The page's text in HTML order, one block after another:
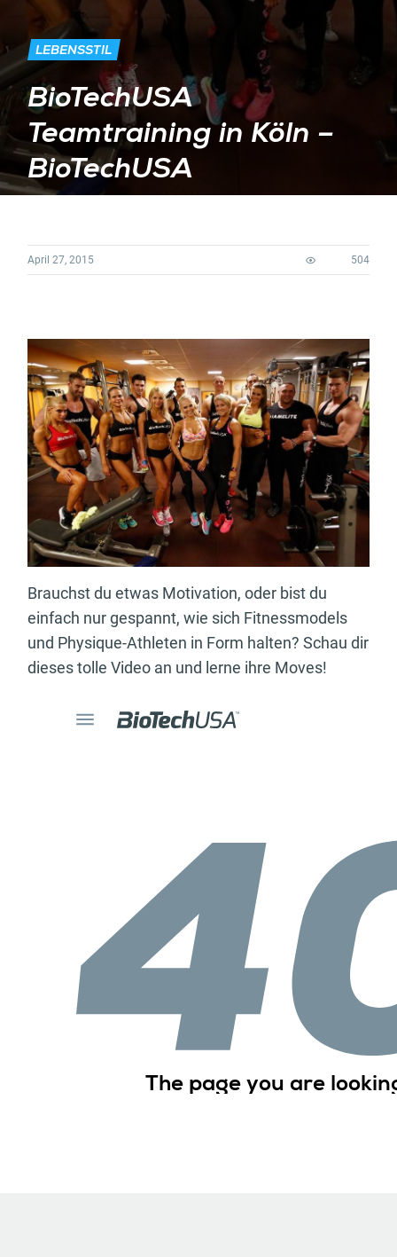
LEBENSSTIL
BioTechUSA
Teamtraining in Köln –
BioTechUSA
April 27, 2015 504
Brauchst du etwas Motivation, oder bist du
einfach nur gespannt, wie sich Fitnessmodels
und Physique-Athleten in Form halten? Schau dir
dieses tolle Video an und lerne ihre Moves!